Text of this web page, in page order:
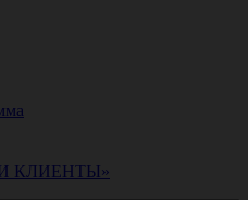
КЛИЕНТЫ»